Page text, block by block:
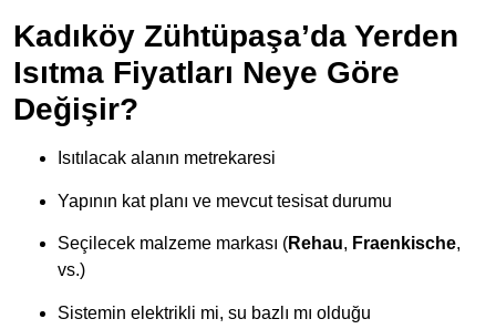
Kadıköy Zühtüpaşa’da Yerden
Isıtma Fiyatları Neye Göre
Değişir?
Isıtılacak alanın metrekaresi
Yapının kat planı ve mevcut tesisat durumu
Seçilecek malzeme markası (Rehau, Fraenkische,
vs.)
Sistemin elektrikli mi, su bazlı mı olduğu